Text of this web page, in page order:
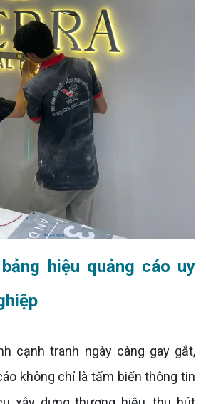
hiệu quảng cáo uy
tranh ngày càng gay gắt,
không chỉ là tấm biển thông tin